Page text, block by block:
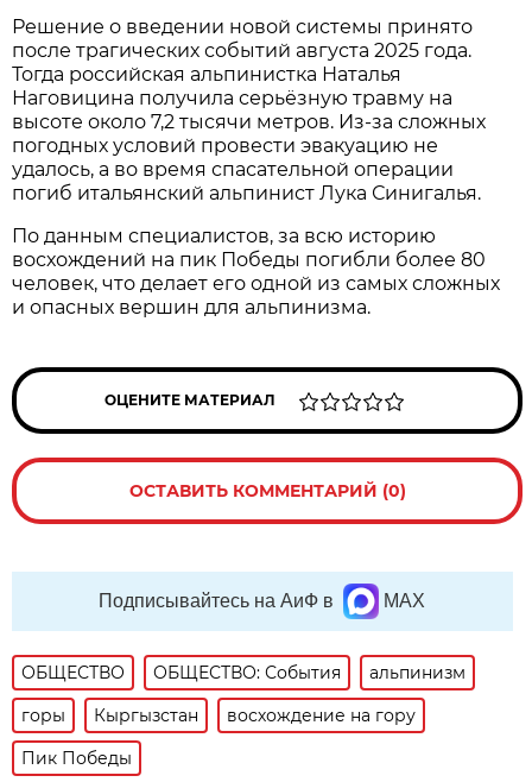
Решение о введении новой системы принято
после трагических событий августа 2025 года.
Тогда российская альпинистка Наталья
Наговицина получила серьёзную травму на
высоте около 7,2 тысячи метров. Из-за сложных
погодных условий провести эвакуацию не
удалось, а во время спасательной операции
погиб итальянский альпинист Лука Синигалья.
По данным специалистов, за всю историю
восхождений на пик Победы погибли более 80
человек, что делает его одной из самых сложных
и опасных вершин для альпинизма.
ОЦЕНИТЕ МАТЕРИАЛ
ОСТАВИТЬ КОММЕНТАРИЙ (0)
Подписывайтесь на АиФ в MAX
ОБЩЕСТВО ОБЩЕСТВО: События
альпинизм
горы
Кыргызстан
восхождение на гору
Пик Победы